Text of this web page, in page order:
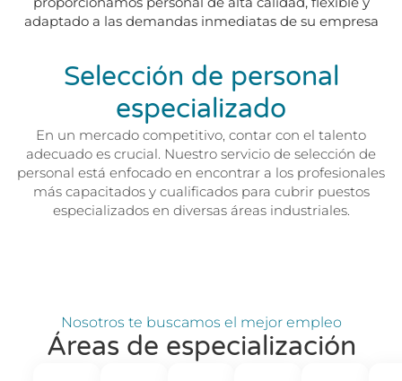
adaptado a las demandas inmediatas de su empresa
Selección de personal
especializado
En un mercado competitivo, contar con el talento
adecuado es crucial. Nuestro servicio de selección de
personal está enfocado en encontrar a los profesionales
más capacitados y cualificados para cubrir puestos
especializados en diversas áreas industriales.
Nosotros te buscamos el mejor empleo
Áreas de especialización